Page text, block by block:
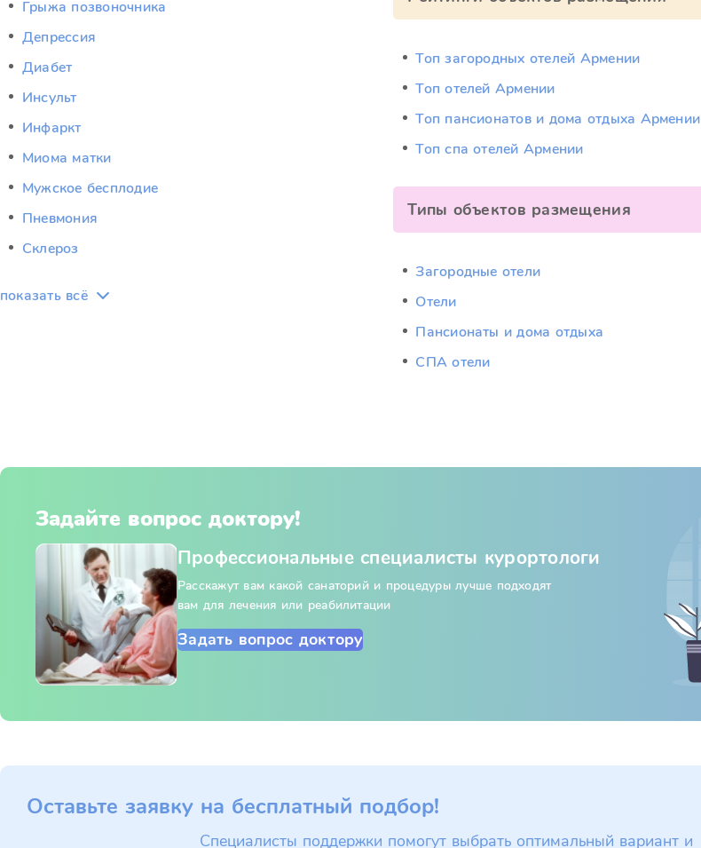
Грыжа позвоночника
Депрессия
Диабет
Инсульт
Инфаркт
Миома матки
Мужское бесплодие
Пневмония
Склероз
показать всё
Топ загородных отелей Армении
Топ отелей Армении
Топ пансионатов и дома отдыха Армении
Топ спа отелей Армении
Типы объектов размещения
Загородные отели
Отели
Пансионаты и дома отдыха
СПА отели
Задайте вопрос доктору!
Профессиональные специалисты курортологи
Расскажут вам какой санаторий и процедуры лучше подходят
вам для лечения или реабилитации
Задать вопрос доктору
Оставьте заявку на бесплатный подбор!
Специалисты поддержки помогут выбрать оптимальный вариант и